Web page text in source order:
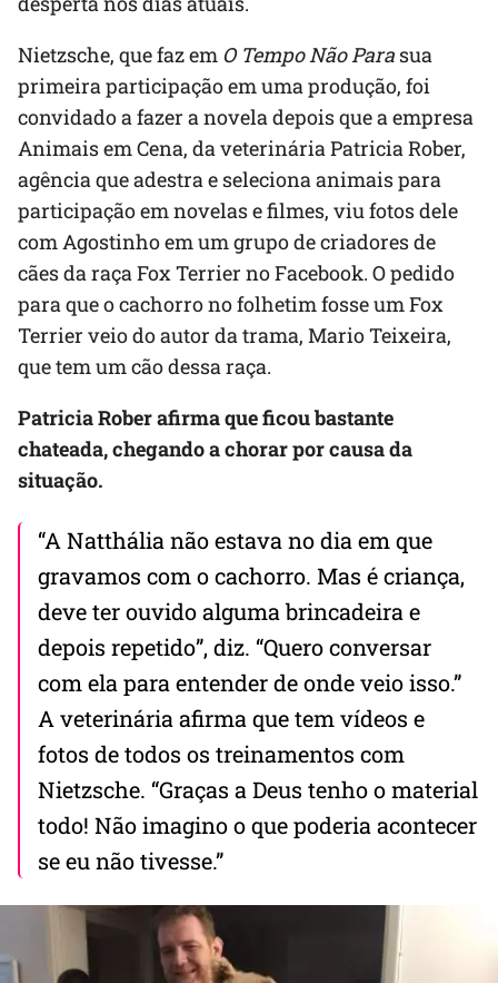
Nietzsche, que faz em O Tempo Não Para sua
primeira participação em uma produção, foi
convidado a fazer a novela depois que a empresa
Animais em Cena, da veterinária Patricia Rober,
agência que adestra e seleciona animais para
participação em novelas e filmes, viu fotos dele
com Agostinho em um grupo de criadores de
cães da raça Fox Terrier no Facebook. O pedido
para que o cachorro no folhetim fosse um Fox
Terrier veio do autor da trama, Mario Teixeira,
que tem um cão dessa raça.
Patricia Rober afirma que ficou bastante
chateada, chegando a chorar por causa da
situação.
“A Natthália não estava no dia em que
gravamos com o cachorro. Mas é criança,
deve ter ouvido alguma brincadeira e
depois repetido”, diz. “Quero conversar
com ela para entender de onde veio isso.”
A veterinária afirma que tem vídeos e
fotos de todos os treinamentos com
Nietzsche. “Graças a Deus tenho o material
todo! Não imagino o que poderia acontecer
se eu não tivesse.”